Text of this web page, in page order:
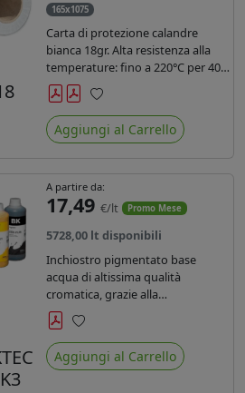
165x1075
Carta di protezione calandre
bianca 18gr. Alta resistenza alla
temperature: fino a 220°C per 40
secondi. Lunghezza 1075 mtl,
peso kg 35, diam. 20cm.
Preferiti
Aggiungi al Carrello
A partire da:
17,49 €/lt Promo Mese
5728,00 lt disponibili
Inchiostro pigmentato base
acqua di altissima qualità
cromatica, grazie alla
concentrazione di pigmenti
permette di realizzare stampe di
altissima qualità e ridurre la curva
colore fino ad un 20 % rispetto
Preferiti
Aggiungi al Carrello